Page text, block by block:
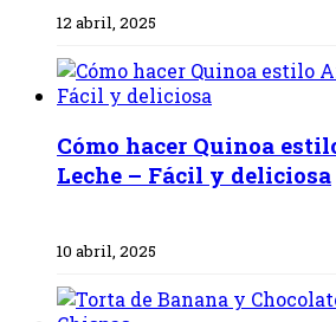
12 abril, 2025
Cómo hacer Quinoa
Leche – Fácil y deliciosa
10 abril, 2025